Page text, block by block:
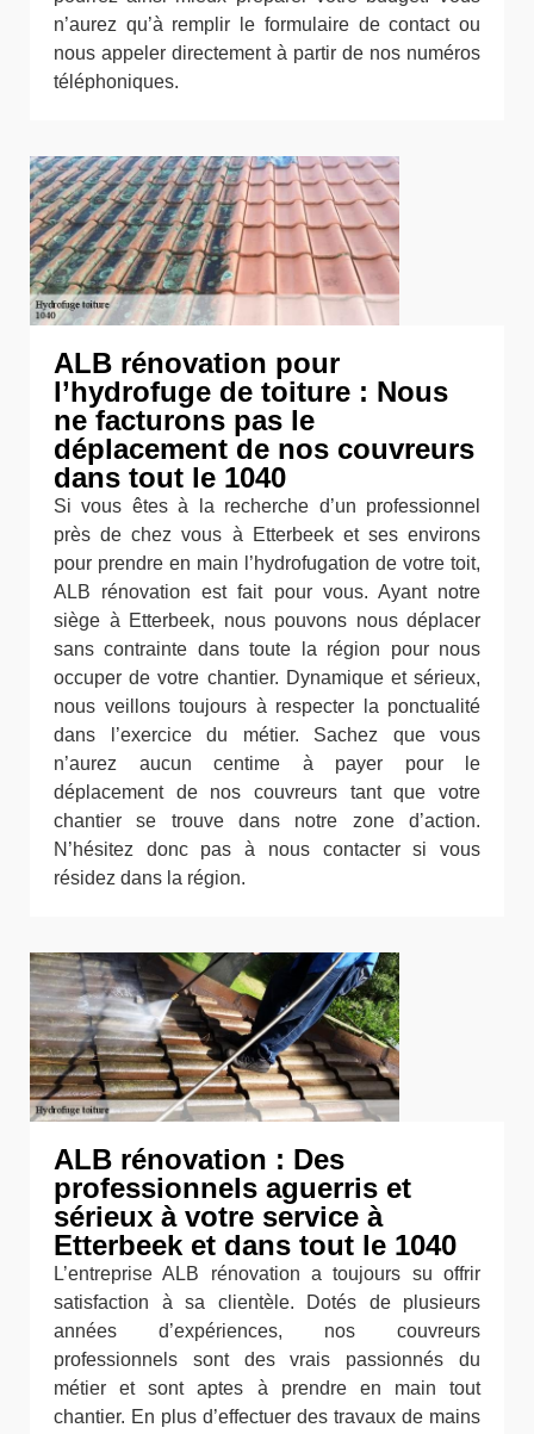
n’aurez qu’à remplir le formulaire de contact ou
nous appeler directement à partir de nos numéros
téléphoniques.
ALB rénovation pour
l’hydrofuge de toiture : Nous
ne facturons pas le
déplacement de nos couvreurs
dans tout le 1040
Si vous êtes à la recherche d’un professionnel
près de chez vous à Etterbeek et ses environs
pour prendre en main l’hydrofugation de votre toit,
ALB rénovation est fait pour vous. Ayant notre
siège à Etterbeek, nous pouvons nous déplacer
sans contrainte dans toute la région pour nous
occuper de votre chantier. Dynamique et sérieux,
nous veillons toujours à respecter la ponctualité
dans l’exercice du métier. Sachez que vous
n’aurez aucun centime à payer pour le
déplacement de nos couvreurs tant que votre
chantier se trouve dans notre zone d’action.
N’hésitez donc pas à nous contacter si vous
résidez dans la région.
ALB rénovation : Des
professionnels aguerris et
sérieux à votre service à
Etterbeek et dans tout le 1040
L’entreprise ALB rénovation a toujours su offrir
satisfaction à sa clientèle. Dotés de plusieurs
années d’expériences, nos couvreurs
professionnels sont des vrais passionnés du
métier et sont aptes à prendre en main tout
chantier. En plus d’effectuer des travaux de mains